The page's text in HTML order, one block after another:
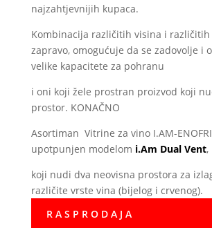
najzahtjevnijih kupaca.
Kombinacija različitih visina i
zapravo, omogućuje da se zadovolje i
velike kapacitete za pohranu
i oni koji žele prostran proizvod koji
prostor. KONAČNO
Asortiman Vitrine za vino I.AM-
upotpunjen modelom i.Am Dual Vent,
koji nudi dva neovisna prostora za
različite vrste vina (bijelog i crvenog).
R A S P R O D A J A